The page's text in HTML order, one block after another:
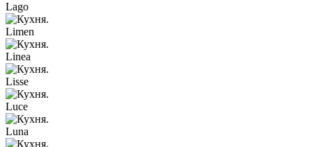
Lago
Limen
Linea
Lisse
Luce
Luna